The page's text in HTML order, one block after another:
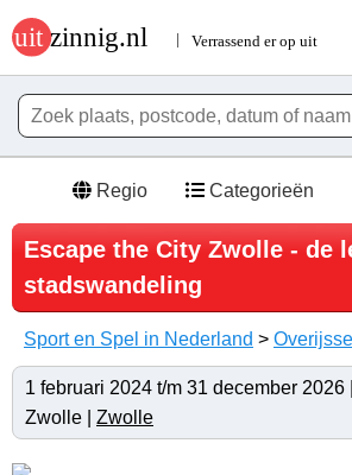
Regio Categorieën
Escape the City Zwolle - de
stadswandeling
Sport en Spel in Nederland > Overijssel
1 februari 2024 t/m 31 december
Zwolle | Zwolle